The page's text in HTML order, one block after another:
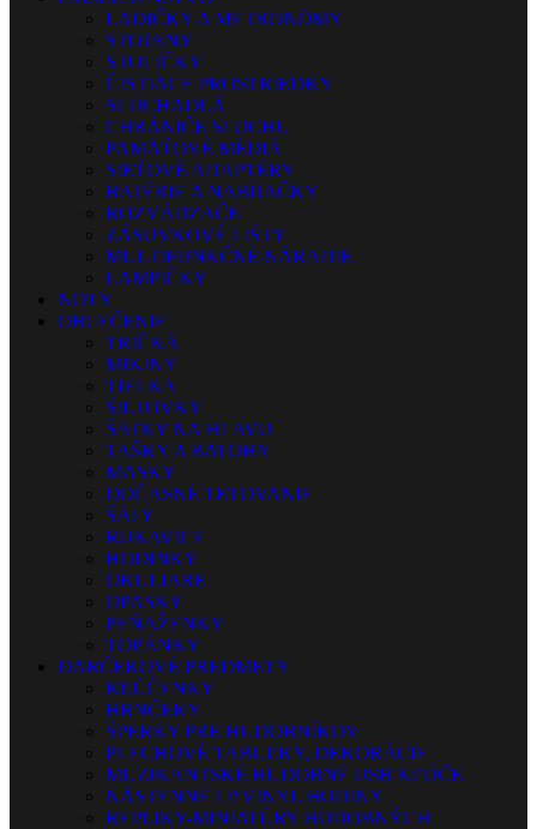
LADIČKY A METRONÓMY
STOJANY
STOLIČKY
ČISTIACE PROSTRIEDKY
SLÚCHADLÁ
CHRÁNIČE SLUCHU
PAMÄŤOVÉ MÉDIÁ
SIEŤOVÉ ADAPTÉRY
BATÉRIE A NABÍJAČKY
ROZVÁDZAČE
ZÁSUVKOVÉ LIŠTY
MULTIFUNKČNÉ NÁRADIE
LAMPIČKY
NOTY
OBLEČENIE
TRIČKÁ
MIKINY
TIELKA
ŠILTOVKY
ŠATKY NA HLAVU
TAŠKY A BATOHY
MASKY
DOČASNÉ TETOVANIE
ŠÁLY
RUKAVICE
HODINKY
OKULIARE
OPASKY
PEŇAŽENKY
TOPÁNKY
DARČEKOVÉ PREDMETY
KĽÚČENKY
HRNČEKY
ŠPERKY PRE HUDOBNÍKOV
PLECHOVÉ TABUĽKY, DEKORÁCIE
MUZIKANTSKÉ HUDOBNÉ USB KĽÚČE
NÁSTENNÉ LP VINYL HODINY
REPLIKY-MINIATÚRY HUDOBNÝCH